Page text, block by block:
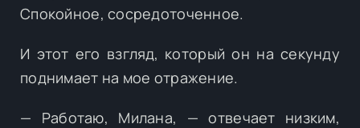
Спокойное, сосредоточенное.
И этот его взгляд, который он на секунду
поднимает на мое отражение.
— Работаю, Милана, — отвечает низким,